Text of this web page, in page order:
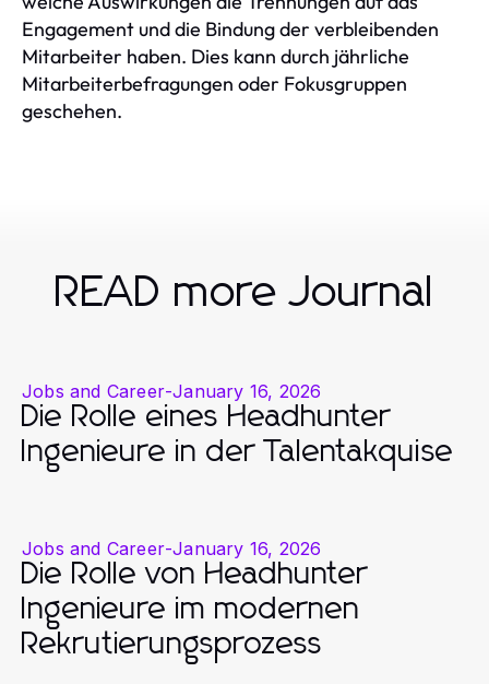
Engagement und die Bindung der verbleibenden
Mitarbeiter haben. Dies kann durch jährliche
Mitarbeiterbefragungen oder Fokusgruppen
geschehen.
READ more Journal
Jobs and Career-January 16, 2026
Die Rolle eines Headhunter
Ingenieure in der Talentakquise
Jobs and Career-January 16, 2026
Die Rolle von Headhunter
Ingenieure im modernen
Rekrutierungsprozess